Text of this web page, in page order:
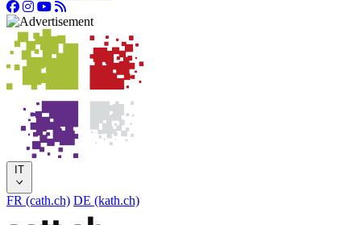
IT
FR (cath.ch) DE (kath.ch)